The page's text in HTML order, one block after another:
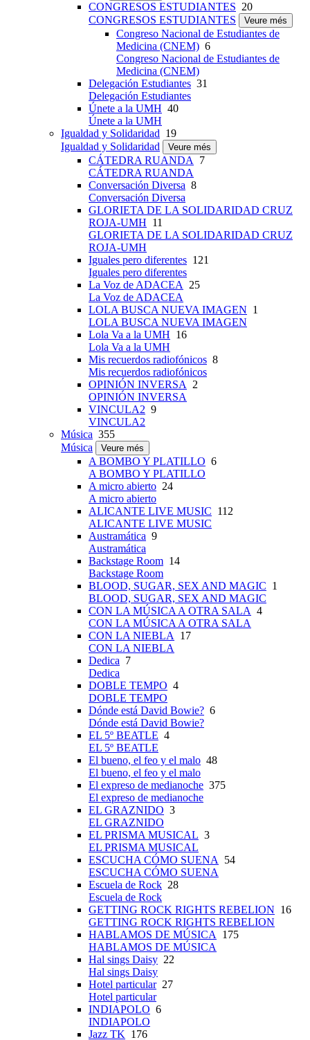
CONGRESOS ESTUDIANTES 20
CONGRESOS ESTUDIANTES
Veure més
Congreso Nacional de Estudiantes de
Medicina (CNEM) 6
Congreso Nacional de Estudiantes de
Medicina (CNEM)
Delegación Estudiantes 31
Delegación Estudiantes
Únete a la UMH 40
Únete a la UMH
Igualdad y Solidaridad 19
Igualdad y Solidaridad
Veure més
CÁTEDRA RUANDA
7
CÁTEDRA RUANDA
Conversación Diversa 8
Conversación Diversa
GLORIETA DE LA SOLIDARIDAD CRUZ
ROJA-UMH 11
GLORIETA DE LA SOLIDARIDAD CRUZ
ROJA-UMH
Iguales pero diferentes 121
Iguales pero diferentes
La Voz de ADACEA
25
La Voz de ADACEA
LOLA BUSCA NUEVA IMAGEN 1
LOLA BUSCA NUEVA IMAGEN
Lola Va a la UMH 16
Lola Va a la UMH
Mis recuerdos radiofónicos 8
Mis recuerdos radiofónicos
OPINIÓN INVERSA
2
OPINIÓN INVERSA
VINCULA2 9
VINCULA2
Música 355
Música
Veure més
A BOMBO Y PLATILLO 6
A BOMBO Y PLATILLO
A micro abierto 24
A micro abierto
ALICANTE LIVE MUSIC 112
ALICANTE LIVE MUSIC
Austramática 9
Austramática
Backstage Room 14
Backstage Room
BLOOD, SUGAR, SEX AND MAGIC 1
BLOOD, SUGAR, SEX AND MAGIC
CON LA MÚSICA A OTRA SALA 4
CON LA MÚSICA A OTRA SALA
CON LA NIEBLA
17
CON LA NIEBLA
Dedica 7
Dedica
DOBLE TEMPO 4
DOBLE TEMPO
Dónde está David Bowie? 6
Dónde está David Bowie?
EL 5º BEATLE 4
EL 5º BEATLE
El bueno, el feo y el malo 48
El bueno, el feo y el malo
El expreso de medianoche 375
El expreso de medianoche
EL GRAZNIDO 3
EL GRAZNIDO
EL PRISMA MUSICAL 3
EL PRISMA MUSICAL
ESCUCHA CÓMO SUENA
54
ESCUCHA CÓMO SUENA
Escuela de Rock 28
Escuela de Rock
GETTING ROCK RIGHTS REBELION 16
GETTING ROCK RIGHTS REBELION
HABLAMOS DE MÚSICA
175
HABLAMOS DE MÚSICA
Hal sings Daisy 22
Hal sings Daisy
Hotel particular27
Hotel particular
INDIAPOLO 6
INDIAPOLO
Jazz TK 176